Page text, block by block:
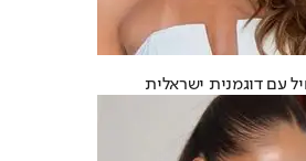
עם דוגמנית ישראלית